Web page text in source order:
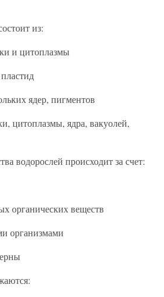
из:
и цитоплазмы
ядер, пигментов
цитоплазмы, ядра, вакуолей,
водорослей происходит за счет:
органических веществ
организмами